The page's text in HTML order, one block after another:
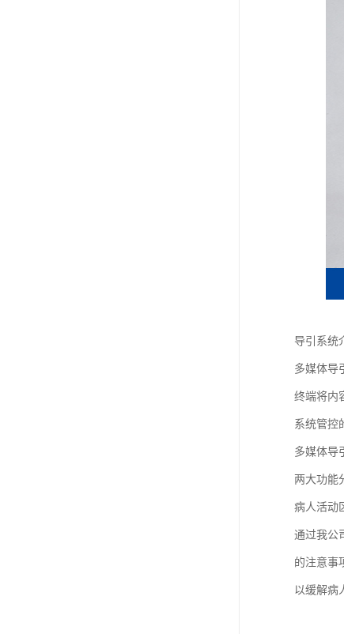
导引系统
多媒体导
终端将内
系统管控
多媒体导
两大功能
病人活动
通过我公
的注意事
以缓解病